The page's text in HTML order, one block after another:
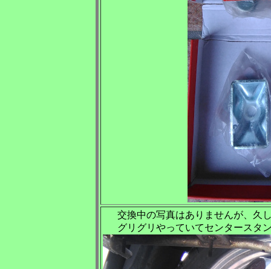
交換中の写真はありませんが、久
グリグリやっていてセンタースタ